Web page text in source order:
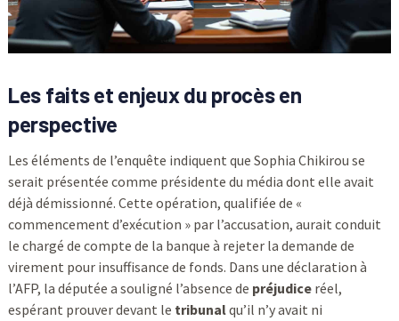
Les faits et enjeux du procès en
perspective
Les éléments de l’enquête indiquent que Sophia Chikirou se
serait présentée comme présidente du média dont elle avait
déjà démissionné. Cette opération, qualifiée de «
commencement d’exécution » par l’accusation, aurait conduit
le chargé de compte de la banque à rejeter la demande de
virement pour insuffisance de fonds. Dans une déclaration à
l’AFP, la députée a souligné l’absence de préjudiceréel,
espérant prouver devant le tribunalqu’il n’y avait ni